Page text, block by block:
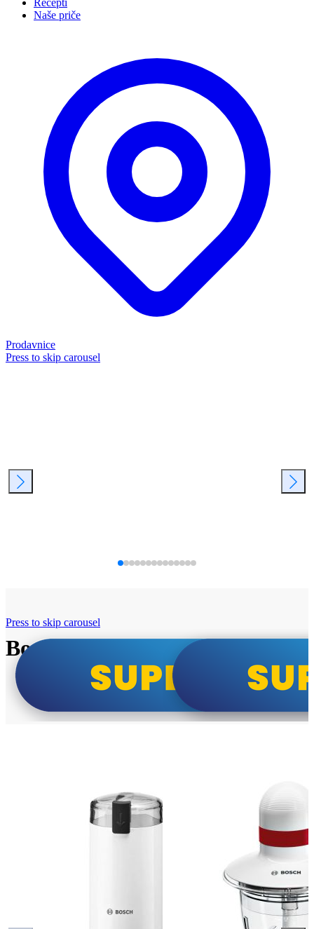
Recepti
Naše priče
Prodavnice
Press to skip carousel
Bosch super cene
Press to skip carousel